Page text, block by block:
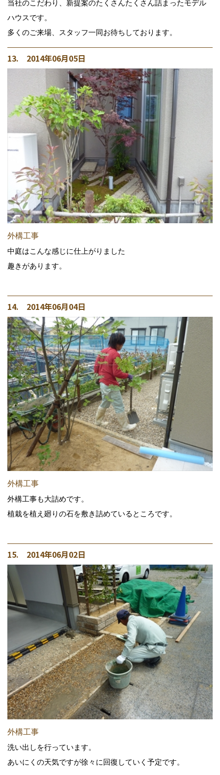
当社のこだわり、新提案のたくさんたくさん詰まったモデル
ハウスです。
多くのご来場、スタッフ一同お待ちしております。
13. 2014年06月05日
外構工事
中庭はこんな感じに仕上がりました
趣きがあります。
14. 2014年06月04日
外構工事
外構工事も大詰めです。
植栽を植え廻りの石を敷き詰めているところです。
15. 2014年06月02日
外構工事
洗い出しを行っています。
あいにくの天気ですが徐々に回復していく予定です。